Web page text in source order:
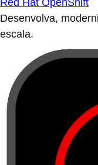
Red Hat OpenShift
Desenvolva,
escala.